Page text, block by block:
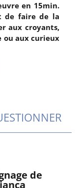
en 15min.
de faire de la
aux croyants,
ou aux curieux
de